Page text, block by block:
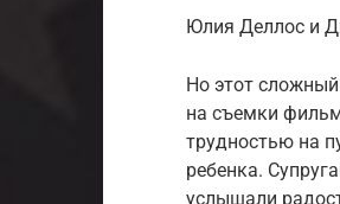
Юлия Деллос и
Но этот
на съемки
трудностью на
ребенка.
услышали